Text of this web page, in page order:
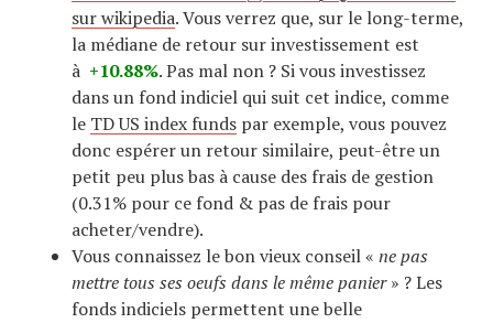
sur wikipedia. Vous verrez que, sur le long-terme,
la médiane de retour sur investissement est
à +10.88%. Pas mal non ? Si vous investissez
dans un fond indiciel qui suit cet indice, comme
le TD US index funds par exemple, vous pouvez
donc espérer un retour similaire, peut-être un
petit peu plus bas à cause des frais de gestion
(0.31% pour ce fond & pas de frais pour
acheter/vendre).
Vous connaissez le bon vieux conseil « ne pas
mettre tous ses oeufs dans le même panier» ? Les
fonds indiciels permettent une belle